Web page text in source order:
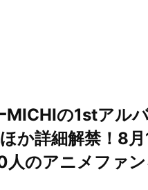
MICHIの1stアル
か詳細解禁！8
のアニメファン